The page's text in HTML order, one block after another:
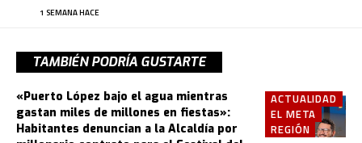
1 SEMANA HACE
TAMBIÉN PODRÍA GUSTARTE
ACTUALIDAD
EL META
REGIÓN
«Puerto López bajo el agua mientras
gastan miles de millones en fiestas»:
Habitantes denuncian a la Alcaldía por